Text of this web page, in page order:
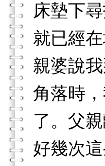
床墊下
就已經
親婆說
角落時
了。父
好幾次